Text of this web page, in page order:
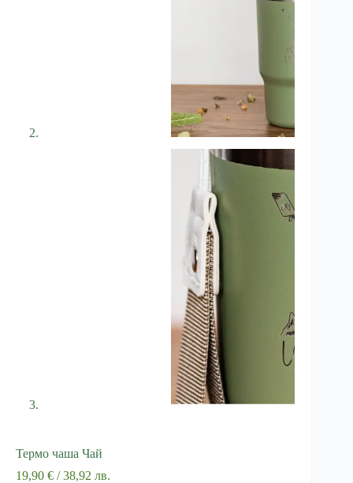
Термо чаша Чай
19,90 € / 38,92 лв.